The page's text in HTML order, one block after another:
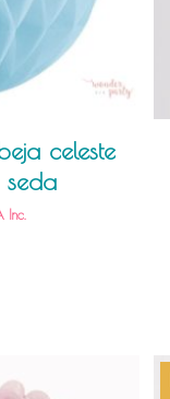
celeste
Inc.